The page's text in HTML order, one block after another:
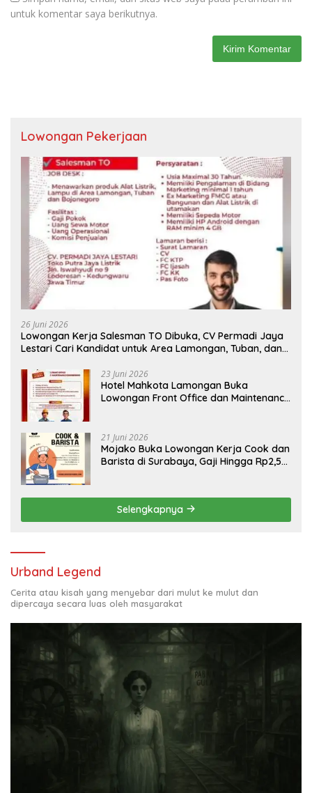
untuk komentar saya berikutnya.
Lowongan Pekerjaan
26 Juni 2026
Lowongan Kerja Salesman TO Dibuka, CV Permadi Jaya
Lestari Cari Kandidat untuk Area Lamongan, Tuban, dan
23 Juni 2026
Hotel Mahkota Lamongan Buka
Lowongan Front Office dan Maintenance
21 Juni 2026
Mojako Buka Lowongan Kerja Cook dan
Barista di Surabaya, Gaji Hingga Rp2,5
Selengkapnya
Urband Legend
Cerita atau kisah yang menyebar dari mulut ke mulut dan
dipercaya secara luas oleh masyarakat